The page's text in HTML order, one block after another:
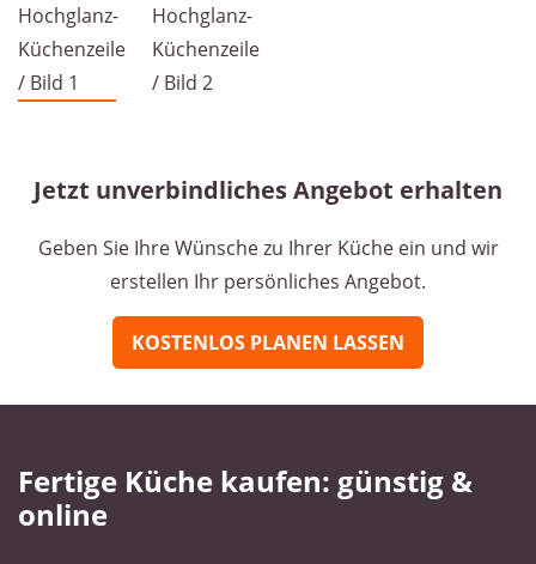
Jetzt unverbindliches Angebot erhalten
Geben Sie Ihre Wünsche zu Ihrer Küche ein und wir
erstellen Ihr persönliches Angebot.
KOSTENLOS PLANEN LASSEN
Fertige Küche kaufen: günstig &
online